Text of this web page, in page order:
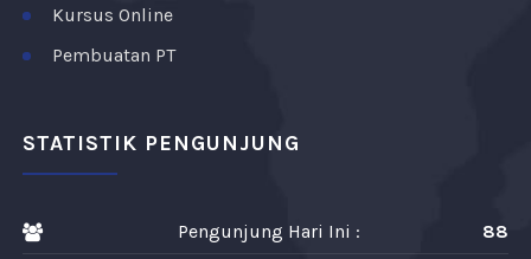
Kursus Online
Pembuatan PT
STATISTIK PENGUNJUNG
Pengunjung Hari Ini : 88